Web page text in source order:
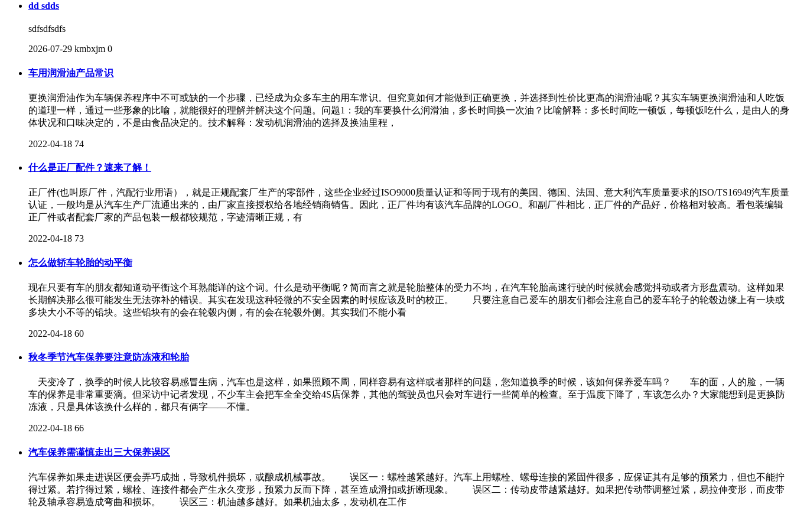
dd sdds
sdfsdfsdfs
2026-07-29 kmbxjm 0
车用润滑油产品常识
更换润滑油作为车辆保养程序中不可或缺的一个步骤，已经成为众多车主的用车常识。但究竟如何才能做到正确更换，并选择到性价比更高的润滑油呢？其实车辆更换润滑油和人吃饭
的道理一样，通过一些形象的比喻，就能很好的理解并解决这个问题。问题1：我的车要换什么润滑油，多长时间换一次油？比喻解释：多长时间吃一顿饭，每顿饭吃什么，是由人的身
体状况和口味决定的，不是由食品决定的。技术解释：发动机润滑油的选择及换油里程，
2022-04-18 74
什么是正厂配件？速来了解！
正厂件(也叫原厂件，汽配行业用语），就是正规配套厂生产的零部件，这些企业经过ISO9000质量认证和等同于现有的美国、德国、法国、意大利汽车质量要求的ISO/TS16949汽车质量
认证，一般均是从汽车生产厂流通出来的，由厂家直接授权给各地经销商销售。因此，正厂件均有该汽车品牌的LOGO。和副厂件相比，正厂件的产品好，价格相对较高。看包装编辑
正厂件或者配套厂家的产品包装一般都较规范，字迹清晰正规，有
2022-04-18 73
怎么做轿车轮胎的动平衡
现在只要有车的朋友都知道动平衡这个耳熟能详的这个词。什么是动平衡呢？简而言之就是轮胎整体的受力不均，在汽车轮胎高速行驶的时候就会感觉抖动或者方形盘震动。这样如果
长期解决那么很可能发生无法弥补的错误。其实在发现这种轻微的不安全因素的时候应该及时的校正。 只要注意自己爱车的朋友们都会注意自己的爱车轮子的轮毂边缘上有一块或
多块大小不等的铅块。这些铅块有的会在轮毂内侧，有的会在轮毂外侧。其实我们不能小看
2022-04-18 60
秋冬季节汽车保养要注意防冻液和轮胎
天变冷了，换季的时候人比较容易感冒生病，汽车也是这样，如果照顾不周，同样容易有这样或者那样的问题，您知道换季的时候，该如何保养爱车吗？ 车的面，人的脸，一辆
车的保养是非常重要滴。但采访中记者发现，不少车主会把车全全交给4S店保养，其他的驾驶员也只会对车进行一些简单的检查。至于温度下降了，车该怎么办？大家能想到是更换防
冻液，只是具体该换什么样的，都只有俩字——不懂。
2022-04-18 66
汽车保养需谨慎走出三大保养误区
汽车保养如果走进误区便会弄巧成拙，导致机件损坏，或酿成机械事故。 误区一：螺栓越紧越好。汽车上用螺栓、螺母连接的紧固件很多，应保证其有足够的预紧力，但也不能拧
得过紧。若拧得过紧，螺栓、连接件都会产生永久变形，预紧力反而下降，甚至造成滑扣或折断现象。 误区二：传动皮带越紧越好。如果把传动带调整过紧，易拉伸变形，而皮带
轮及轴承容易造成弯曲和损坏。 误区三：机油越多越好。如果机油太多，发动机在工作